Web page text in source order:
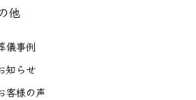
他
儀事例
知らせ
客様の声